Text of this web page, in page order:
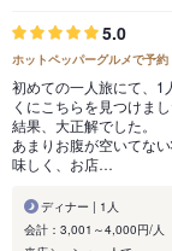
5.0
ホットペッパーグルメで予約
初めての一人旅にて、1
くにこちらを見つけまし
結果、大正解でした。
あまりお腹が空いてな
味しく、お店…
ディナー | 1人
会計：3,001～4,000円/人